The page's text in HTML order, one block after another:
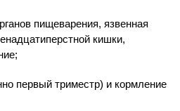
пищеварения, язвенная
кишки,
первый триместр) и кормление